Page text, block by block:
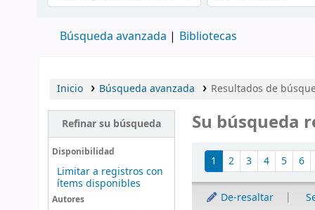
Búsqueda avanzada Bibliotecas
Inicio Búsqueda avanzada Resultados de
Refinar su búsqueda
Disponibilidad
Limitar a registros con
ítems disponibles
Autores
Su búsqueda
Ordenar
1 2 3 4 5 6
De-resaltar